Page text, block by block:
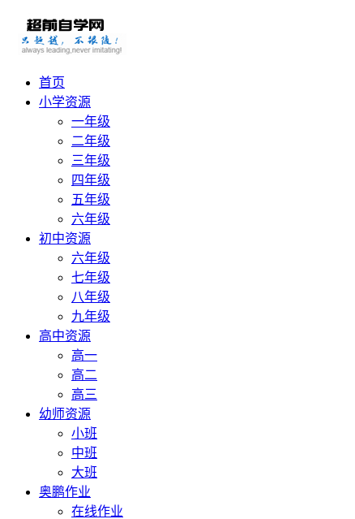
首页
小学资源
一年级
二年级
三年级
四年级
五年级
六年级
初中资源
六年级
七年级
八年级
九年级
高中资源
高一
高二
高三
幼师资源
小班
中班
大班
奥鹏作业
在线作业